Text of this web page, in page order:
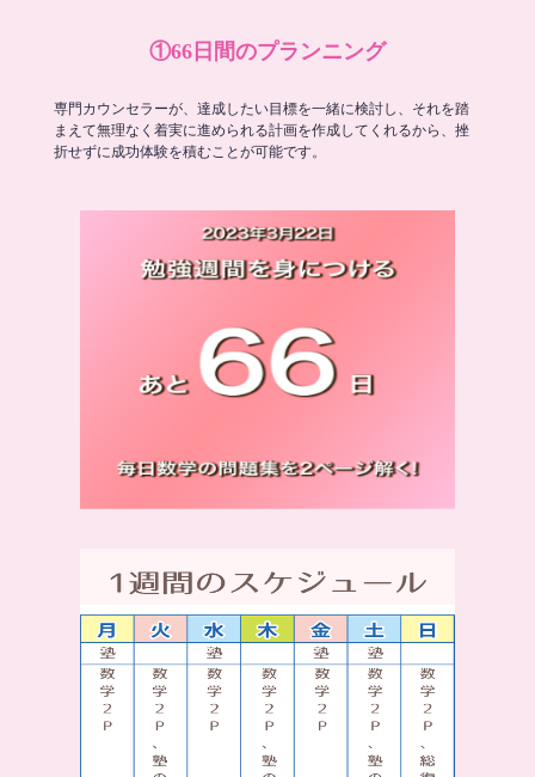
①66日間のプランニング
専門カウンセラーが、達成したい目標を一緒に検討し、それを踏
まえて無理なく着実に進められる計画を作成してくれるから、挫
折せずに成功体験を積むことが可能です。